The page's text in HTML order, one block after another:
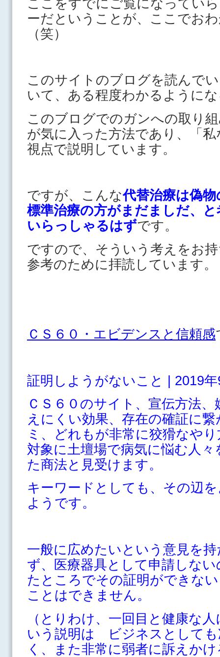
ーだということが、ここでお
（笑）
このサイトのブログを読んで
いて、ある程度わかるように
このブログでのガンへの取り
が気に入った方法であり、「
視点で説明しています。
ですが、こんな代替治療は偽
標準治療の方がまだましだ、
いらっしゃるはずです。
ですので、そういう考えをお
参考のために拝読しています。
ＣＳ６０・エビデンスと信頼感
証明しようがないこと | 2019
ＣＳ６０のサイト、宣伝方法
えにくい効果、存在の確証に
ミ、どれもが非常に狡猾なや
対象に土壇場で病気に悩む人
た商法と見受けます。
キーワードとしても、その辺
ようです。
一般に広めたいという意見を
ず、医療器具として申請しな
たところでその証明ができな
ことはできません。
（とりわけ、一回目と健康な
いう説明は ビジネスとして
く、また非常に弱者に訴えか